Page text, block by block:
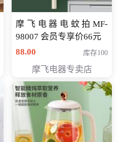
摩飞电器电蚊拍MF-
98007 会员专享价66元
88.00
库存100
摩飞电器专卖店